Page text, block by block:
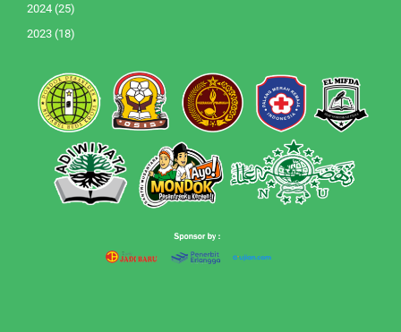
2024 (25)
2023 (18)